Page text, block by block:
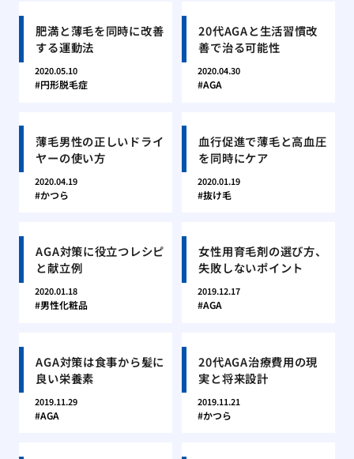
肥満と薄毛を同時に改善
する運動法
2020.05.10
円形脱毛症
20代AGAと生活習慣改
善で治る可能性
2020.04.30
AGA
薄毛男性の正しいドライ
ヤーの使い方
2020.04.19
かつら
血行促進で薄毛と高血圧
を同時にケア
2020.01.19
抜け毛
AGA対策に役立つレシピ
と献立例
2020.01.18
男性化粧品
女性用育毛剤の選び方、
失敗しないポイント
2019.12.17
AGA
AGA対策は食事から髪に
良い栄養素
2019.11.29
AGA
20代AGA治療費用の現
実と将来設計
2019.11.21
かつら